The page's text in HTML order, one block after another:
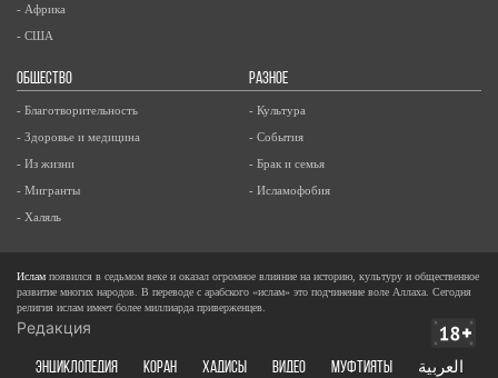
- Африка
- США
ОБЩЕСТВО
- Благотворительность
- Здоровье и медицина
- Из жизни
- Мигранты
- Халяль
РАЗНОЕ
- Культура
- События
- Брак и семья
- Исламофобия
Ислам появился в седьмом веке и оказал огромное влияние на историю, культуру и общественное
развитие многих народов. В переводе с арабского «ислам» это подчинение воле Аллаха. Сегодня
религия ислам имеет более миллиарда приверженцев.
Редакция
ЭНЦИКЛОПЕДИЯ КОРАН ХАДИСЫ ВИДЕО Муфтияты العربية